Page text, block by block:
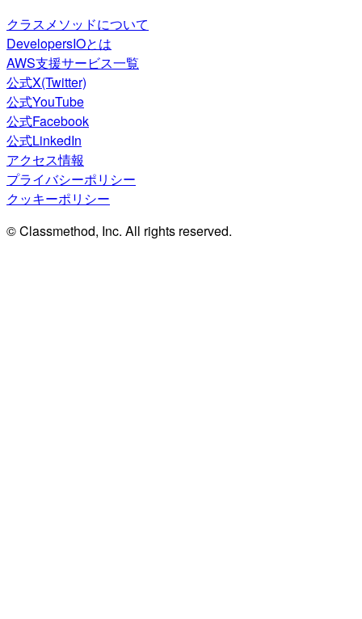
クラスメソッドについて
DevelopersIOとは
AWS支援サービス一覧
公式X(Twitter)
公式YouTube
公式Facebook
公式LinkedIn
アクセス情報
プライバシーポリシー
クッキーポリシー
© Classmethod, Inc. All rights reserved.